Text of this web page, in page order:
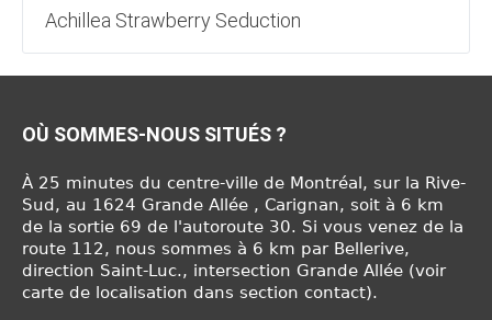
Achillea Strawberry Seduction
OÙ SOMMES-NOUS SITUÉS ?
À 25 minutes du centre-ville de Montréal, sur la Rive-
Sud, au 1624 Grande Allée , Carignan, soit à 6 km
de la sortie 69 de l'autoroute 30. Si vous venez de la
route 112, nous sommes à 6 km par Bellerive,
direction Saint-Luc., intersection Grande Allée (voir
carte de localisation dans section contact).